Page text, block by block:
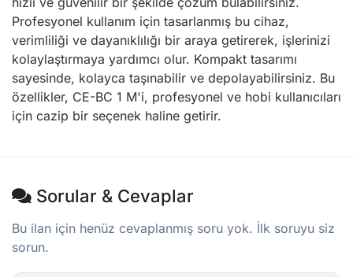
Profesyonel kullanım için tasarlanmış bu cihaz,
verimliliği ve dayanıklılığı bir araya getirerek, işlerinizi
kolaylaştırmaya yardımcı olur. Kompakt tasarımı
sayesinde, kolayca taşınabilir ve depolayabilirsiniz. Bu
özellikler, CE-BC 1 M'i, profesyonel ve hobi kullanıcıları
için cazip bir seçenek haline getirir.
Sorular & Cevaplar
Bu ilan için henüz cevaplanmış soru yok. İlk soruyu siz
sorun.